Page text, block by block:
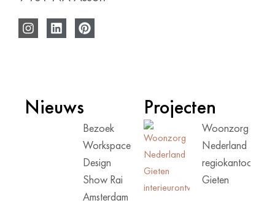
Nieuws
Bezoek
Workspace
Design
Show Rai
Amsterdam
Projecten
Woonzorg
Nederland
regiokantoor
Gieten